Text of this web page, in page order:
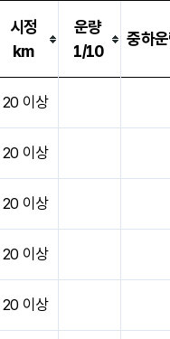
시정
km
운량
1/10
중하
20 이상
20 이상
20 이상
20 이상
20 이상